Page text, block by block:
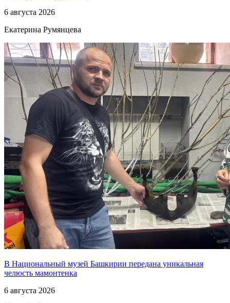
6 августа 2026
Екатерина Румянцева
В Национальный музей Башкирии передана уникальная
челюсть мамонтенка
6 августа 2026